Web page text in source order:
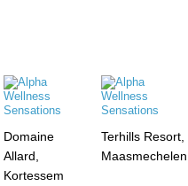
Domaine
Allard,
Kortessem
Terhills Resort,
Maasmechelen